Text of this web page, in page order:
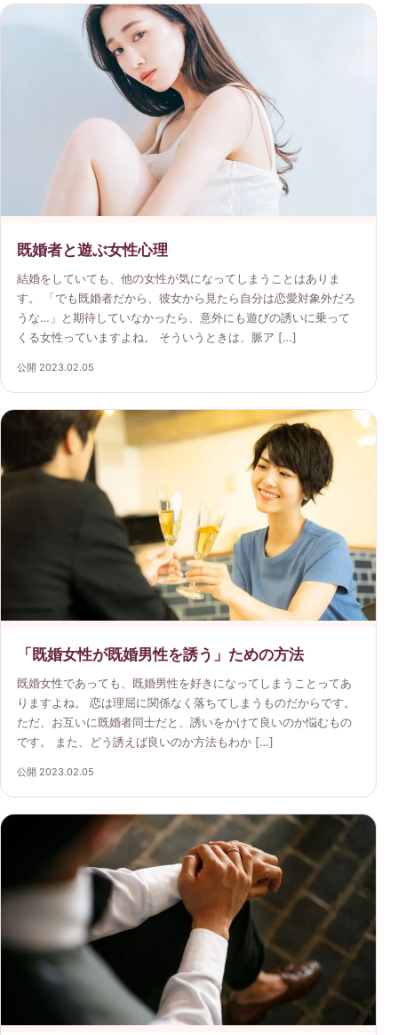
既婚者と遊ぶ女性心理
結婚をしていても、他の女性が気になってしまうことはありま
す。 「でも既婚者だから、彼女から見たら自分は恋愛対象外だろ
うな…」と期待していなかったら、意外にも遊びの誘いに乗って
くる女性っていますよね。 そういうときは、脈ア […]
公開 2023.02.05
「既婚女性が既婚男性を誘う」ための方法
既婚女性であっても、既婚男性を好きになってしまうことってあ
りますよね。 恋は理屈に関係なく落ちてしまうものだからです。
ただ、お互いに既婚者同士だと、誘いをかけて良いのか悩むもの
です。 また、どう誘えば良いのか方法もわか […]
公開 2023.02.05